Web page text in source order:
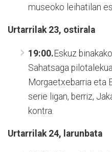
museoko leihatilan
Urtarrilak 23, ostirala
19:00.Eskuz
Sahatsaga
Morgaetxebarria eta
serie ligan, berriz,
kontra.
Urtarrilak 24, larunbata